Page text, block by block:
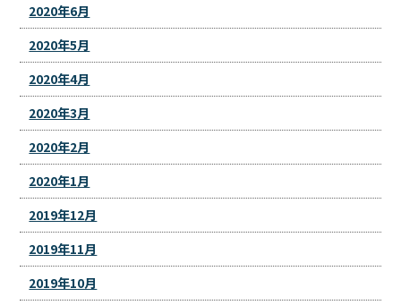
2020年6月
2020年5月
2020年4月
2020年3月
2020年2月
2020年1月
2019年12月
2019年11月
2019年10月